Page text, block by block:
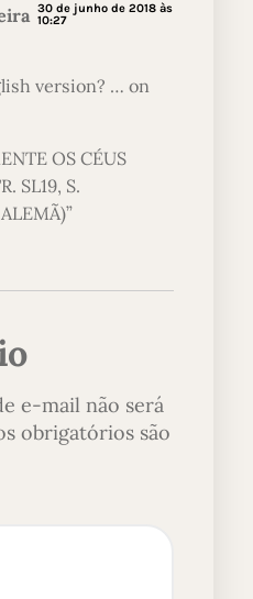
30 de junho de 2018 às
10:27
version? … on
OS CÉUS
SL19, S.
e-mail não será
obrigatórios são